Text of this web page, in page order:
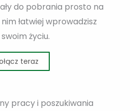
do pobrania prosto na
łatwiej wprowadzisz
życiu.
teraz
pracy i poszukiwania